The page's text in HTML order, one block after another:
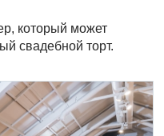
который может
свадебной торт.